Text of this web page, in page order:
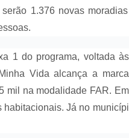
1.376 novas
1 do programa, voltada
Vida alcança a
na modalidade FAR.
Já no